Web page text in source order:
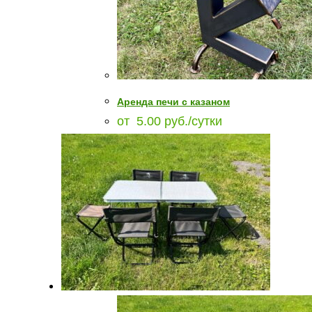
Аренда печи с казаном
от 5.00 руб./сутки